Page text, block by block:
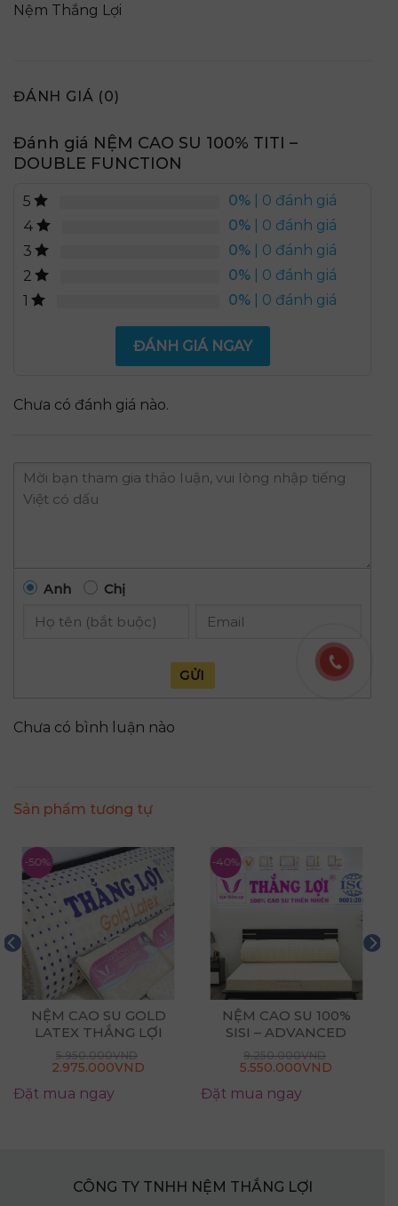
Nệm Thắng Lợi
ĐÁNH GIÁ (0)
Đánh giá NỆM CAO SU 100% TITI –
DOUBLE FUNCTION
5 0% | 0 đánh giá
4
0% | 0 đánh giá
3
0% | 0 đánh giá
2
0% | 0 đánh giá
1
0% | 0 đánh giá
ĐÁNH GIÁ NGAY
Chưa có đánh giá nào.
Anh Chị
GỬI
Chưa có bình luận nào
Sản phẩm tương tự
-50%
NỆM CAO SU GOLD
LATEX THẮNG LỢI
5.950.000VND
2.975.000VND
Đặt mua ngay
-40%
NỆM CAO SU 100%
SISI – ADVANCED
9.250.000VND
5.550.000VND
Đặt mua ngay
CÔNG TY TNHH NỆM THẮNG LỢI